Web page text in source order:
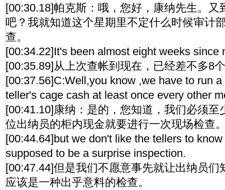
[00:30.18]帕克斯：哦，您好，康纳先生。又
吧？我就知道这个星期里不定什么时候审计
查。
[00:34.22]It's been almost eight weeks since
[00:35.89]从上次查帐到现在，已经差不多8
[00:37.56]C:Well,you know ,we have to run
teller's cage cash at least once every other
[00:41.10]康纳：是的，您知道，我们必须至
位出纳员的柜内现金就要进行一次现场检查
[00:44.64]but we don't like the tellers to
supposed to be a surprise inspection.
[00:47.44]但是我们不愿意事先就让出纳员们
应该是一种出乎意料的检查。